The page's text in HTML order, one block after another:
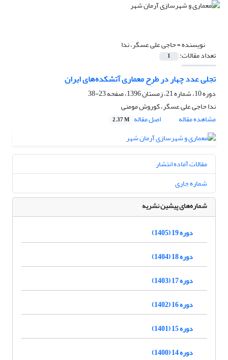
نویسنده =حاجی‌ علی عسگر، ندا
تعداد مقالات: 1
تجلی عدد چهار در طرح معماری آتشکده‌های ایران
دوره 10، شماره 21، زمستان 1396، صفحه
23-38
ندا حاجی‌ علی عسگر، کوروش مومنی
مشاهده مقاله
اصل مقاله 2.37 M
مقالات آماده انتشار
شماره جاری
شماره‌های پیشین نشریه
دوره 19 (1405)
دوره 18 (1404)
دوره 17 (1403)
دوره 16 (1402)
دوره 15 (1401)
دوره 14 (1400)